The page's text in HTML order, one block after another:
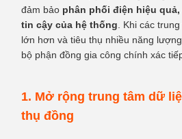
đảm bảo phân phối điện hiệu
tin cậy của hệ thống . Khi các
lớn hơn và tiêu thụ nhiều năng
bộ phận đồng gia công chính xác
1. Mở rộng trung tâm dữ
thụ đồng